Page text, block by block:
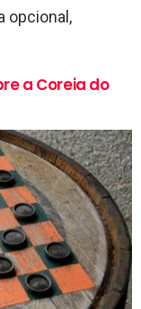
opcional,
a Coreia do